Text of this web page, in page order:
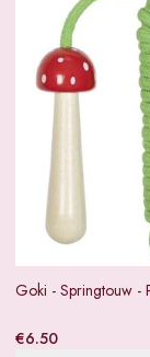
Goki - Springtouw -
€6.50